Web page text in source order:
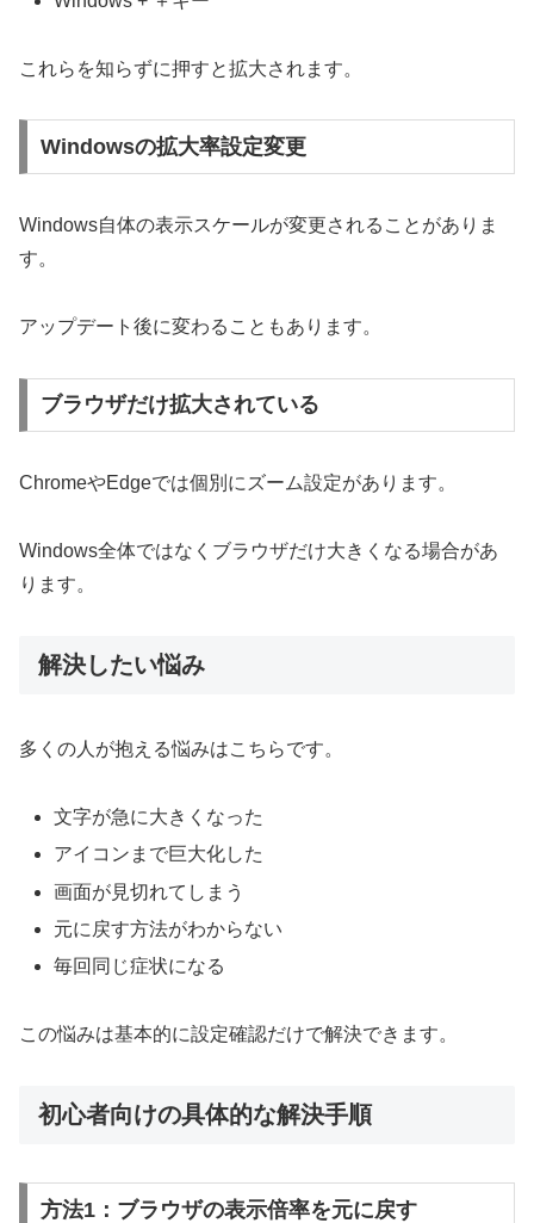
これらを知らずに押すと拡大されます。
Windowsの拡大率設定変更
Windows自体の表示スケールが変更されることがありま
す。
アップデート後に変わることもあります。
ブラウザだけ拡大されている
ChromeやEdgeでは個別にズーム設定があります。
Windows全体ではなくブラウザだけ大きくなる場合があ
ります。
解決したい悩み
多くの人が抱える悩みはこちらです。
文字が急に大きくなった
アイコンまで巨大化した
画面が見切れてしまう
元に戻す方法がわからない
毎回同じ症状になる
この悩みは基本的に設定確認だけで解決できます。
初心者向けの具体的な解決手順
方法1：ブラウザの表示倍率を元に戻す